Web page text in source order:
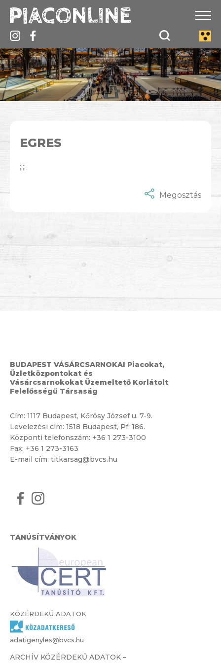
EGRES
;;;;
Megosztás
BUDAPEST VÁSÁRCSARNOKAI Piacokat,
Üzletközpontokat és
Vásárcsarnokokat Üzemeltető Korlátolt
Felelősségű Társaság
Cím: 1117 Budapest, Kőrösy József u. 7-9.
Levelezési cím: 1518 Budapest, Pf. 186.
Központi telefonszám: +36 1 273-3100
Fax: +36 1 273-3163
E-mail cím: titkarsag@bvcs.hu
TANÚSÍTVÁNYOK
KÖZÉRDEKŰ ADATOK
adatigenyles@bvcs.hu
ARCHÍV KÖZÉRDEKŰ ADATOK –